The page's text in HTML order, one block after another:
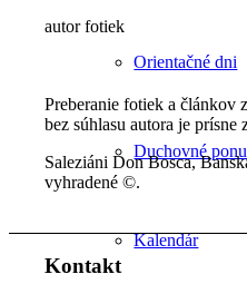
Orientačné dni
Duchovné
Kalendár
autor fotiek
Preberanie fotiek a článkov
bez súhlasu autora je prísne
Saleziáni Don Bosca,
vyhradené ©.
Kontakt